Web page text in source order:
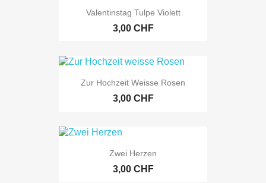
Valentinstag Tulpe Violett
3,00 CHF
Zur Hochzeit Weisse Rosen
3,00 CHF
Zwei Herzen
3,00 CHF